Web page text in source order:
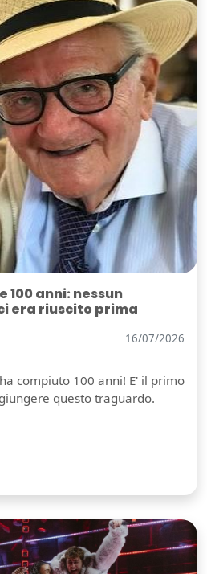
100 anni: nessun
era riuscito prima
16/07/2026
compiuto 100 anni! E' il primo
questo traguardo.